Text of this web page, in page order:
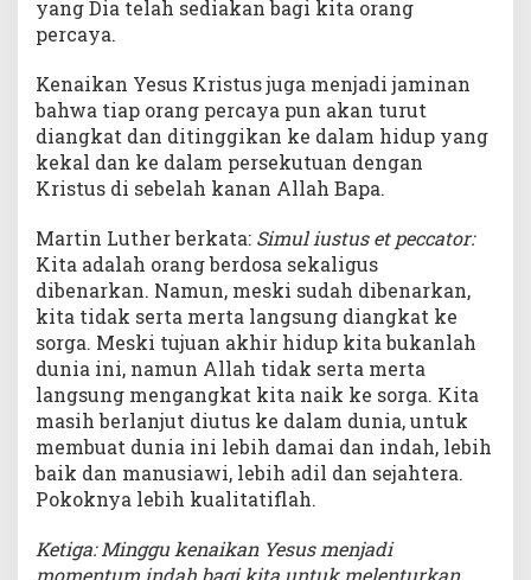
yang Dia telah sediakan bagi kita orang
percaya.
Kenaikan Yesus Kristus juga menjadi jaminan
bahwa tiap orang percaya pun akan turut
diangkat dan ditinggikan ke dalam hidup yang
kekal dan ke dalam persekutuan dengan
Kristus di sebelah kanan Allah Bapa.
Martin Luther berkata: Simul iustus et peccator:
Kita adalah orang berdosa sekaligus
dibenarkan. Namun, meski sudah dibenarkan,
kita tidak serta merta langsung diangkat ke
sorga. Meski tujuan akhir hidup kita bukanlah
dunia ini, namun Allah tidak serta merta
langsung mengangkat kita naik ke sorga. Kita
masih berlanjut diutus ke dalam dunia, untuk
membuat dunia ini lebih damai dan indah, lebih
baik dan manusiawi, lebih adil dan sejahtera.
Pokoknya lebih kualitatiflah.
Ketiga: Minggu kenaikan Yesus menjadi
momentum indah bagi kita untuk melenturkan